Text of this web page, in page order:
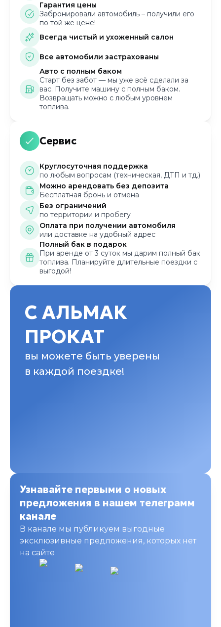
Гарантия цены
Забронировали автомобиль – получили его
по той же цене!
Всегда чистый и ухоженный салон
Все автомобили застрахованы
Авто с полным баком
Старт без забот — мы уже всё сделали за
вас. Получите машину с полным баком.
Возвращать можно с любым уровнем
топлива.
Сервис
Круглосуточная поддержка
по любым вопросам (техническая, ДТП и тд.)
Можно арендовать без депозита
Бесплатная бронь и отмена
Без ограничений
по территории и пробегу
Оплата при получении автомобиля
или доставке на удобный адрес
Полный бак в подарок
При аренде от 3 суток мы дарим полный бак
топлива. Планируйте длительные поездки с
выгодой!
С АЛЬМАК
ПРОКАТ
вы можете быть уверены
в каждой поездке!
Узнавайте первыми о новых
предложения в нашем телеграмм
канале
В канале мы публикуем выгодные
эксклюзивные предложения, которых нет
на сайте